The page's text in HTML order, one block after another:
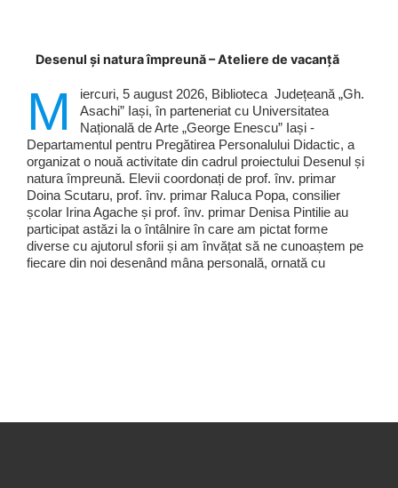
Desenul și natura împreună – Ateliere de vacanță
M
iercuri, 5 august 2026, Biblioteca Județeană „Gh.
Asachi” Iași, în parteneriat cu Universitatea
Națională de Arte „George Enescu” Iași -
Departamentul pentru Pregătirea Personalului Didactic, a
organizat o nouă activitate din cadrul proiectului Desenul și
natura împreună. Elevii coordonați de prof. înv. primar
Doina Scutaru, prof. înv. primar Raluca Popa, consilier
școlar Irina Agache și prof. înv. primar Denisa Pintilie au
participat astăzi la o întâlnire în care am pictat forme
diverse cu ajutorul sforii și am învățat să ne cunoaștem pe
fiecare din noi desenând mâna personală, ornată cu